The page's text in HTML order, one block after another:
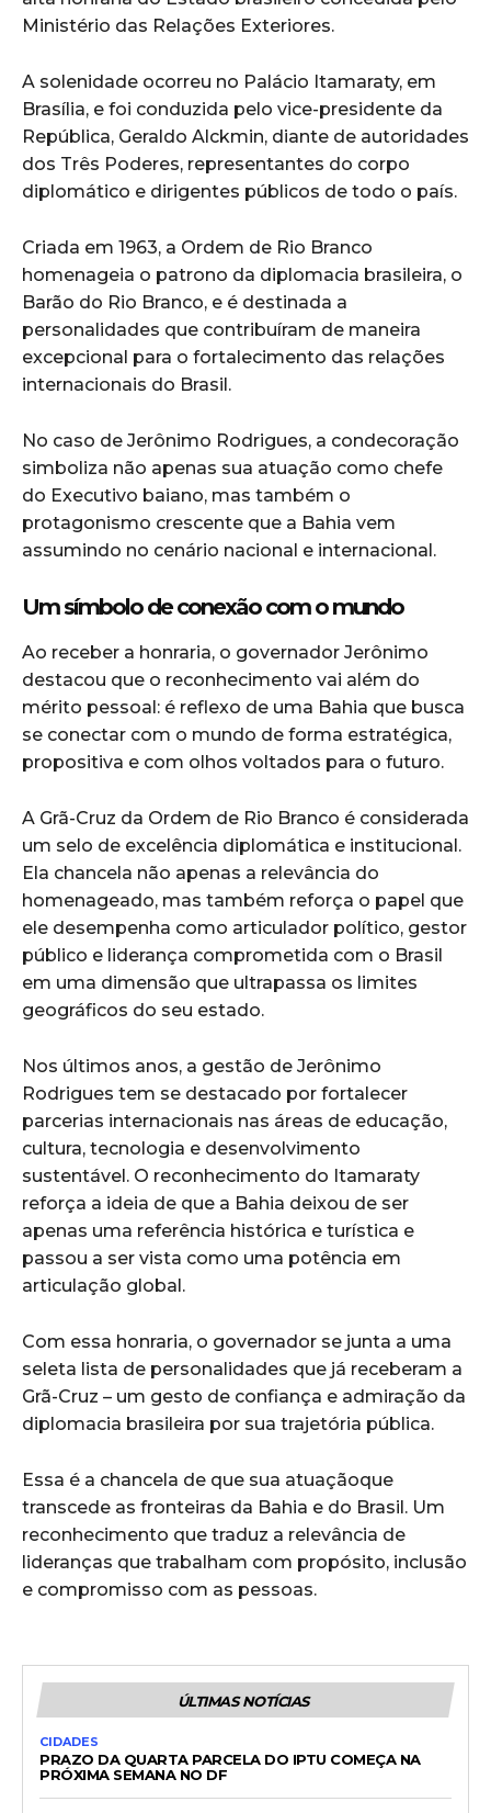
Ministério das Relações Exteriores.
A solenidade ocorreu no Palácio Itamaraty, em
Brasília, e foi conduzida pelo vice-presidente da
República, Geraldo Alckmin, diante de autoridades
dos Três Poderes, representantes do corpo
diplomático e dirigentes públicos de todo o país.
Criada em 1963, a Ordem de Rio Branco
homenageia o patrono da diplomacia brasileira, o
Barão do Rio Branco, e é destinada a
personalidades que contribuíram de maneira
excepcional para o fortalecimento das relações
internacionais do Brasil.
No caso de Jerônimo Rodrigues, a condecoração
simboliza não apenas sua atuação como chefe
do Executivo baiano, mas também o
protagonismo crescente que a Bahia vem
assumindo no cenário nacional e internacional.
Um símbolo de conexão com o mundo
Ao receber a honraria, o governador Jerônimo
destacou que o reconhecimento vai além do
mérito pessoal: é reflexo de uma Bahia que busca
se conectar com o mundo de forma estratégica,
propositiva e com olhos voltados para o futuro.
A Grã-Cruz da Ordem de Rio Branco é considerada
um selo de excelência diplomática e institucional.
Ela chancela não apenas a relevância do
homenageado, mas também reforça o papel que
ele desempenha como articulador político, gestor
público e liderança comprometida com o Brasil
em uma dimensão que ultrapassa os limites
geográficos do seu estado.
Nos últimos anos, a gestão de Jerônimo
Rodrigues tem se destacado por fortalecer
parcerias internacionais nas áreas de educação,
cultura, tecnologia e desenvolvimento
sustentável. O reconhecimento do Itamaraty
reforça a ideia de que a Bahia deixou de ser
apenas uma referência histórica e turística e
passou a ser vista como uma potência em
articulação global.
Com essa honraria, o governador se junta a uma
seleta lista de personalidades que já receberam a
Grã-Cruz – um gesto de confiança e admiração da
diplomacia brasileira por sua trajetória pública.
Essa é a chancela de que sua atuaçãoque
transcede as fronteiras da Bahia e do Brasil. Um
reconhecimento que traduz a relevância de
lideranças que trabalham com propósito, inclusão
e compromisso com as pessoas.
ÚLTIMAS NOTÍCIAS
CIDADES
PRAZO DA QUARTA PARCELA DO IPTU COMEÇA NA
PRÓXIMA SEMANA NO DF